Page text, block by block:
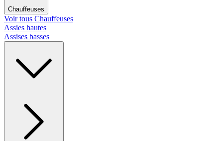
Chauffeuses
Voir tous Chauffeuses
Assies hautes
Assises basses